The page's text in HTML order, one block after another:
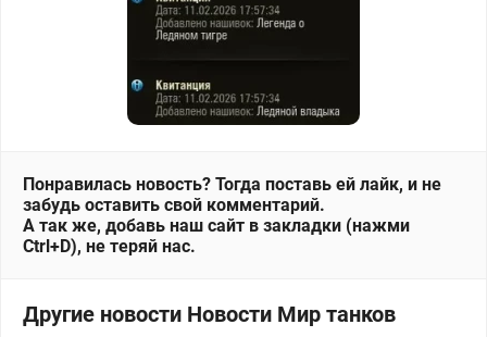
Понравилась новость? Тогда поставь ей лайк, и не
забудь оставить свой комментарий.
А так же, добавь наш сайт в закладки (нажми
Ctrl+D), не теряй нас.
Другие новости Новости Мир танков